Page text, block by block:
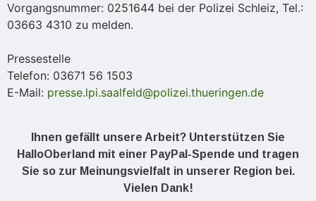
Vorgangsnummer: 0251644 bei der Polizei Schleiz, Tel.:
03663 4310 zu melden.
Pressestelle
Telefon: 03671 56 1503
E-Mail: presse.lpi.saalfeld@polizei.thueringen.de
Ihnen gefällt unsere Arbeit? Unterstützen Sie
HalloOberland mit einer PayPal-Spende und tragen
Sie so zur Meinungsvielfalt in unserer Region bei.
Vielen Dank!